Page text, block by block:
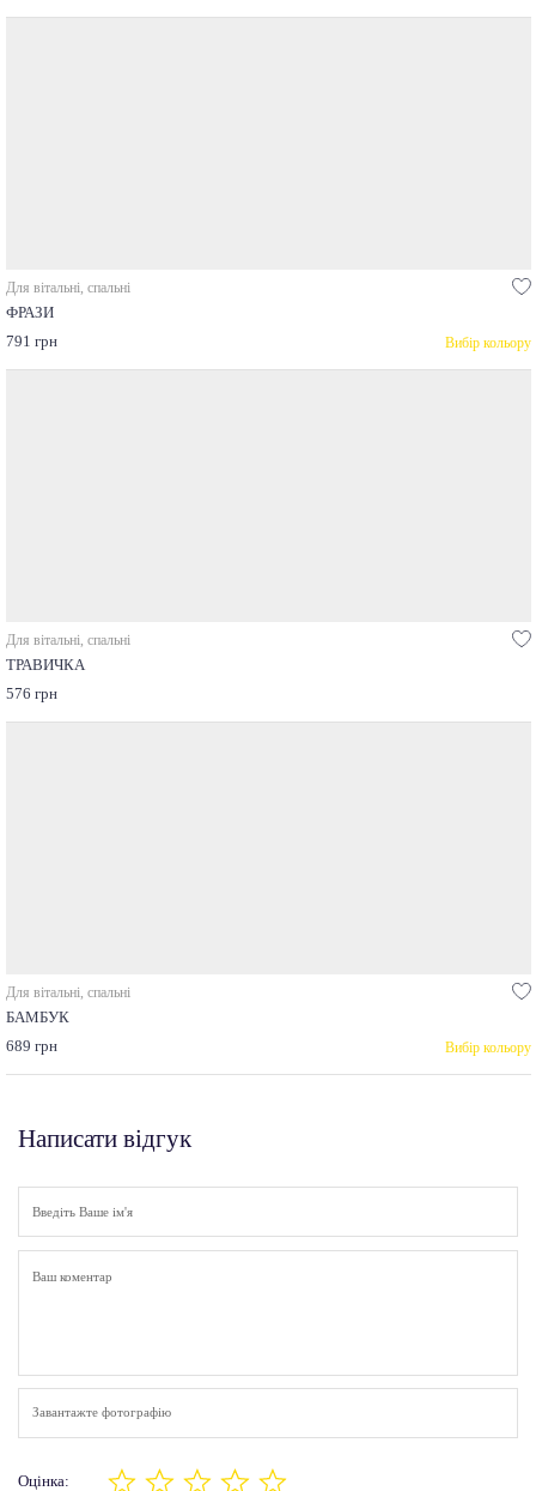
Для вітальні, спальні
ФРАЗИ
791 грн
Вибір кольору
Для вітальні, спальні
ТРАВИЧКА
576 грн
Для вітальні, спальні
БАМБУК
689 грн
Вибір кольору
Написати відгук
Завантажте фотографію
Оцінка: